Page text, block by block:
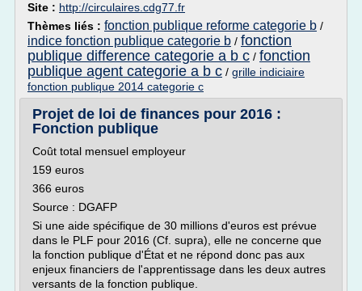
Site : http://circulaires.cdg77.fr
Thèmes liés : fonction publique reforme categorie b /
indice fonction publique categorie b / fonction
publique difference categorie a b c / fonction
publique agent categorie a b c / grille indiciaire
fonction publique 2014 categorie c
Projet de loi de finances pour 2016 :
Fonction publique
Coût total mensuel employeur
159 euros
366 euros
Source : DGAFP
Si une aide spécifique de 30 millions d'euros est prévue
dans le PLF pour 2016 (Cf. supra), elle ne concerne que
la fonction publique d'État et ne répond donc pas aux
enjeux financiers de l'apprentissage dans les deux autres
versants de la fonction publique.